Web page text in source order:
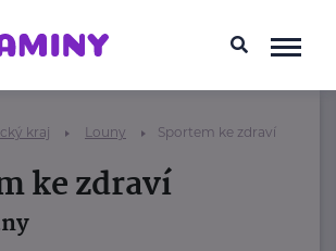
kraj Louny Sportem ke zdraví
ke zdraví